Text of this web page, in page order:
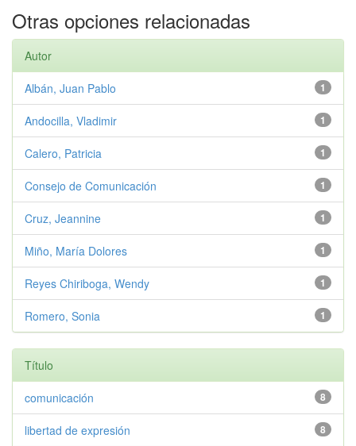
Otras opciones relacionadas
Autor
1
Albán, Juan Pablo
1
Andocilla, Vladimir
1
Calero, Patricia
1
Consejo de Comunicación
1
Cruz, Jeannine
1
Miño, María Dolores
1
Reyes Chiriboga, Wendy
1
Romero, Sonia
Título
8
comunicación
8
libertad de expresión